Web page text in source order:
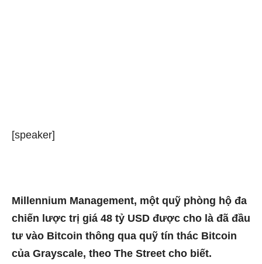
[speaker]
Millennium Management, một quỹ phòng hộ đa
chiến lược trị giá 48 tỷ USD được cho là đã đầu
tư vào Bitcoin thông qua quỹ tín thác Bitcoin
của Grayscale, theo The Street cho biết.